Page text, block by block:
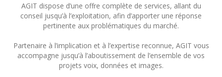
AGIT dispose d’une offre complète de services, allant du
conseil jusqu’à l’exploitation, afin d’apporter une réponse
pertinente aux problématiques du marché.
Partenaire à l’implication et à l’expertise reconnue, AGIT vous
accompagne jusqu’à l’aboutissement de l’ensemble de vos
projets voix, données et images.